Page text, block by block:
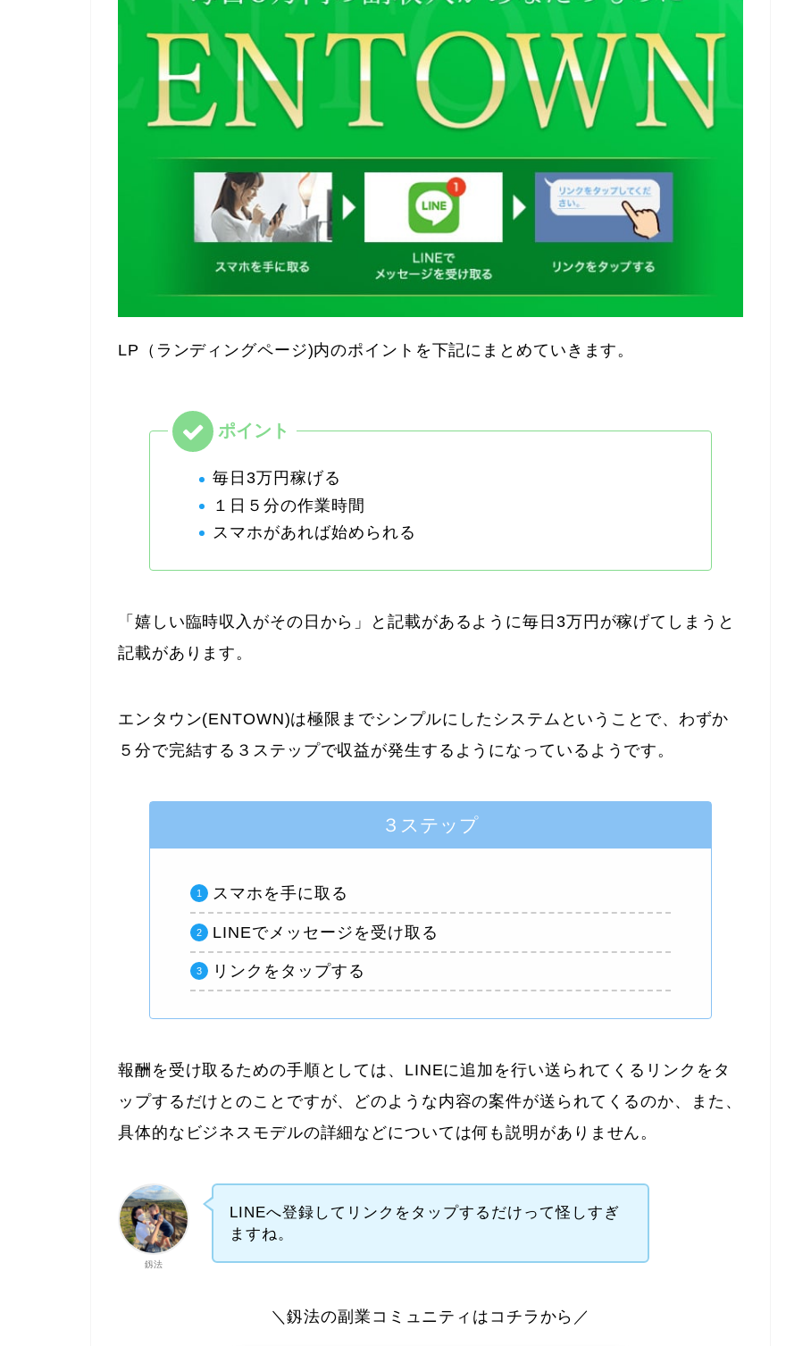
LP（ランディングページ)内のポイントを下記にまとめていきます。
毎日3万円稼げる
１日５分の作業時間
スマホがあれば始められる
「嬉しい臨時収入がその日から」と記載があるように毎日3万円が稼げてしまうと
記載があります。
エンタウン(ENTOWN)は極限までシンプルにしたシステムということで、わずか
５分で完結する３ステップで収益が発生するようになっているようです。
３ステップ
スマホを手に取る
LINEでメッセージを受け取る
リンクをタップする
報酬を受け取るための手順としては、LINEに追加を行い送られてくるリンクをタ
ップするだけとのことですが、どのような内容の案件が送られてくるのか、また、
具体的なビジネスモデルの詳細などについては何も説明がありません。
釼法
LINEへ登録してリンクをタップするだけって怪しすぎ
ますね。
＼釼法の副業コミュニティはコチラから／